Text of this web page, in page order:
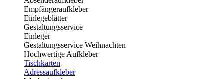
Empfängeraufkleber
Einlegeblätter
Gestaltungsservice
Einleger
Gestaltungsservice Weihnachten
Hochwertige Aufkleber
Tischkarten
Adressaufkleber